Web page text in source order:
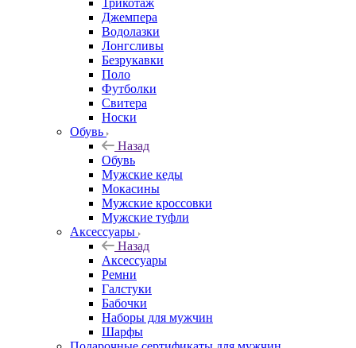
Трикотаж
Джемпера
Водолазки
Лонгсливы
Безрукавки
Поло
Футболки
Свитера
Носки
Обувь
Назад
Обувь
Мужские кеды
Мокасины
Мужские кроссовки
Мужские туфли
Аксессуары
Назад
Аксессуары
Ремни
Галстуки
Бабочки
Наборы для мужчин
Шарфы